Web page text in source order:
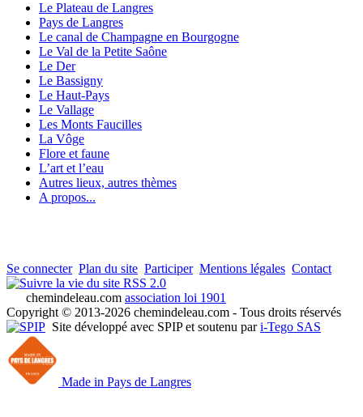
Le Plateau de Langres
Pays de Langres
Le canal de Champagne en Bourgogne
Le Val de la Petite Saône
Le Der
Le Bassigny
Le Haut-Pays
Le Vallage
Les Monts Faucilles
La Vôge
Flore et faune
L’art et l’eau
Autres lieux, autres thèmes
A propos...
Se connecter Plan du site Participer Mentions légales Contact
RSS 2.0
chemindeleau.com association loi 1901
Copyright © 2013-2026 chemindeleau.com - Tous droits réservés
Site développé avec SPIP et soutenu pari-Tego SAS
Made in Pays de Langres